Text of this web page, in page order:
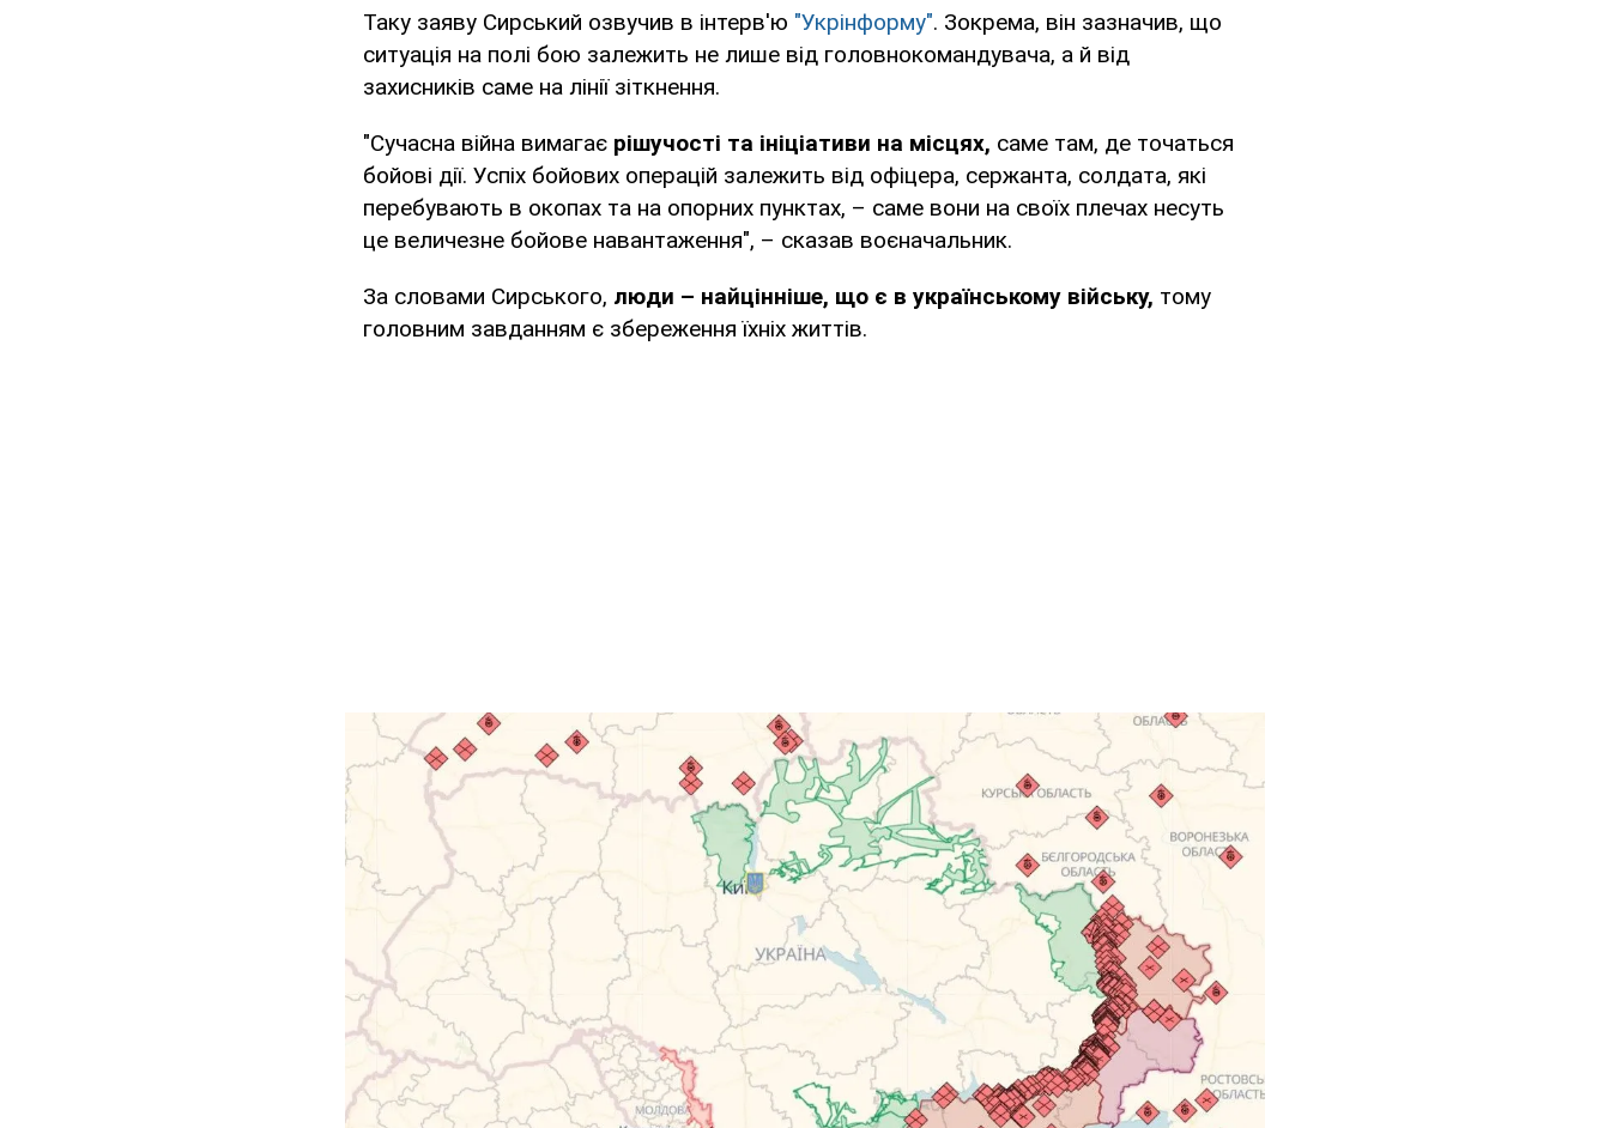
Таку заяву Сирський озвучив в інтерв'ю "Укрінформу". Зокрема, він зазначив, що
ситуація на полі бою залежить не лише від головнокомандувача, а й від
захисників саме на лінії зіткнення.
"Сучасна війна вимагає рішучості та ініціативи на місцях, саме там, де точаться
бойові дії. Успіх бойових операцій залежить від офіцера, сержанта, солдата, які
перебувають в окопах та на опорних пунктах, – саме вони на своїх плечах несуть
це величезне бойове навантаження", – сказав воєначальник.
За словами Сирського, люди – найцінніше, що є в українському війську, тому
головним завданням є збереження їхніх життів.